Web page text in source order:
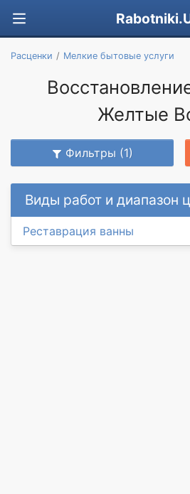
Расценки Мелкие бытовые услуги
Желтые
Фильтры (1)
Виды работ и диапазон
Реставрация ванны